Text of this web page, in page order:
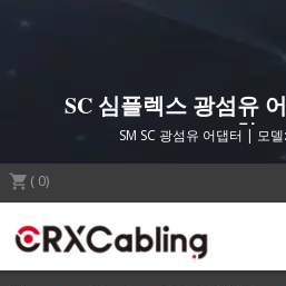
SC 심플렉스 광섬유
함)
SM SC 광섬유 어댑터 | 모델
( 0)